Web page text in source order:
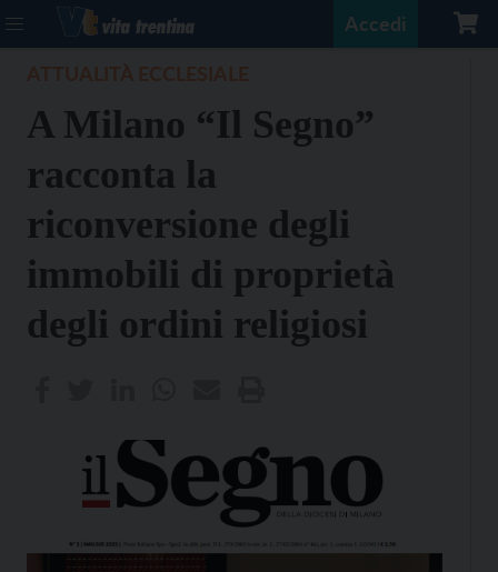
Accedi
A Milano “Il Segno”
racconta la
riconversione degli
immobili di proprietà
degli ordini religiosi